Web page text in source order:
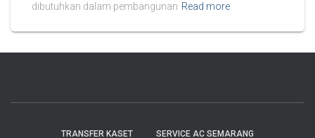
dibutuhkan dalam pembangunan Read more
TRANSFER KASET SERVICE AC SEMARANG